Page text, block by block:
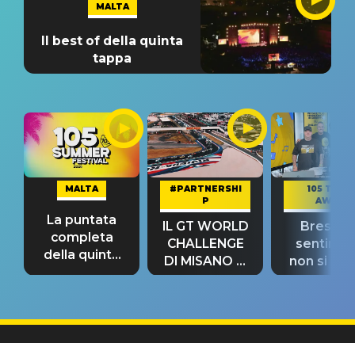
MALTA
Il best of della quinta
tappa
MALTA
La puntata
completa
della quinta
tappa
#PARTNERSHI
P
IL GT WORLD
CHALLENGE
DI MISANO si
riconferma
105 TAKE
AWAY
Bresh:
non si
fino alla